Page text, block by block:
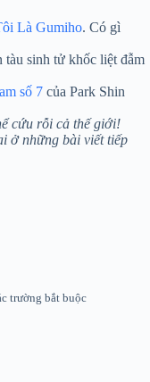
Là Gumiho. Có gì
tàu sinh tử khốc liệt đẫm
số 7 của Park Shin
cứu rỗi cả thế giới!
ở những bài viết tiếp
trường bắt buộc